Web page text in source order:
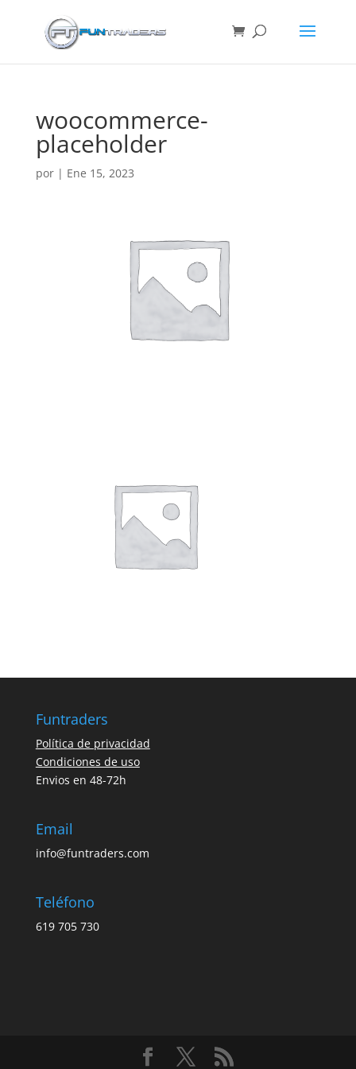
woocommerce-
placeholder
por | Ene 15, 2023
Funtraders
Política de privacidad
Condiciones de uso
Envios en 48-72h
Email
info@funtraders.com
Teléfono
619 705 730